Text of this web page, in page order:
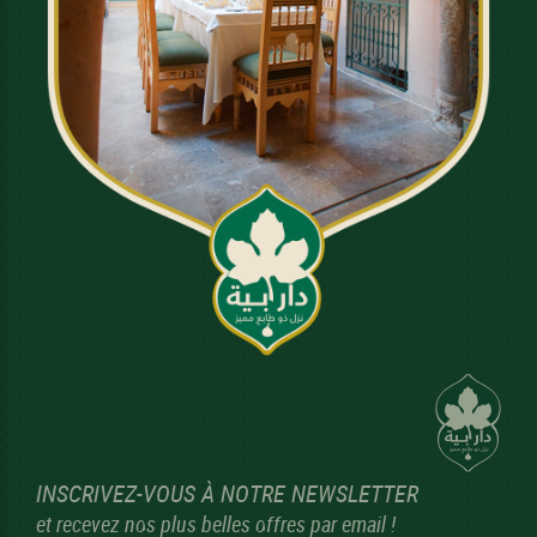
INSCRIVEZ-VOUS À NOTRE NEWSLETTER
et recevez nos plus belles offres par email !